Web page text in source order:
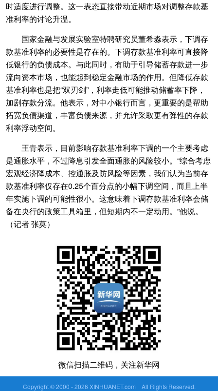
时适度进行调整。这一表态直接带动近期市场对调整存款基
准利率的讨论升温。
国家金融与发展实验室特聘研究员董希淼表示，下调存
款基准利率的必要性是存在的。下调存款基准利率可直接降
低银行的负债成本。与此同时，有助于引导储蓄存款进一步
流向资本市场，也能起到稳定金融市场的作用。但降低存款
基准利率也是把“双刃剑”，利率走低可能推动储蓄率下降，
加剧存款分流。他表示，对中小银行而言，更重要的是帮助
拓宽负债渠道，丰富负债来源，并允许采取更有弹性的存款
利率浮动空间。
王青表示，目前影响存款基准利率下调的一个主要考虑
是通胀水平，不过降息引发全面通胀的风险较小。“综合考虑
宏观经济降成本、控通胀及防风险等因素，我们认为当前存
款基准利率仅存在0.25个百分点的小幅下调空间，而且上半
年实施下调的可能性很小。这意味着下调存款基准利率会储
备在央行的政策工具箱里，但短期内不一定动用。”他说。
（记者 张莫）
微信扫描二维码，关注新华网
Copyright © 2000 -2026 XINHUANET.com All Rights Reserved.